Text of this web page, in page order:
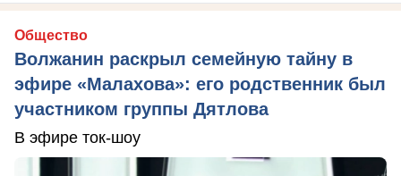
Общество
Волжанин раскрыл семейную тайну в
эфире «Малахова»: его родственник был
участником группы Дятлова
В эфире ток-шоу